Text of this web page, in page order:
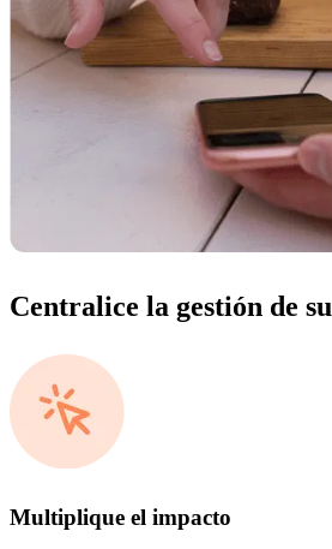
Centralice la gestión de
Multiplique el impacto